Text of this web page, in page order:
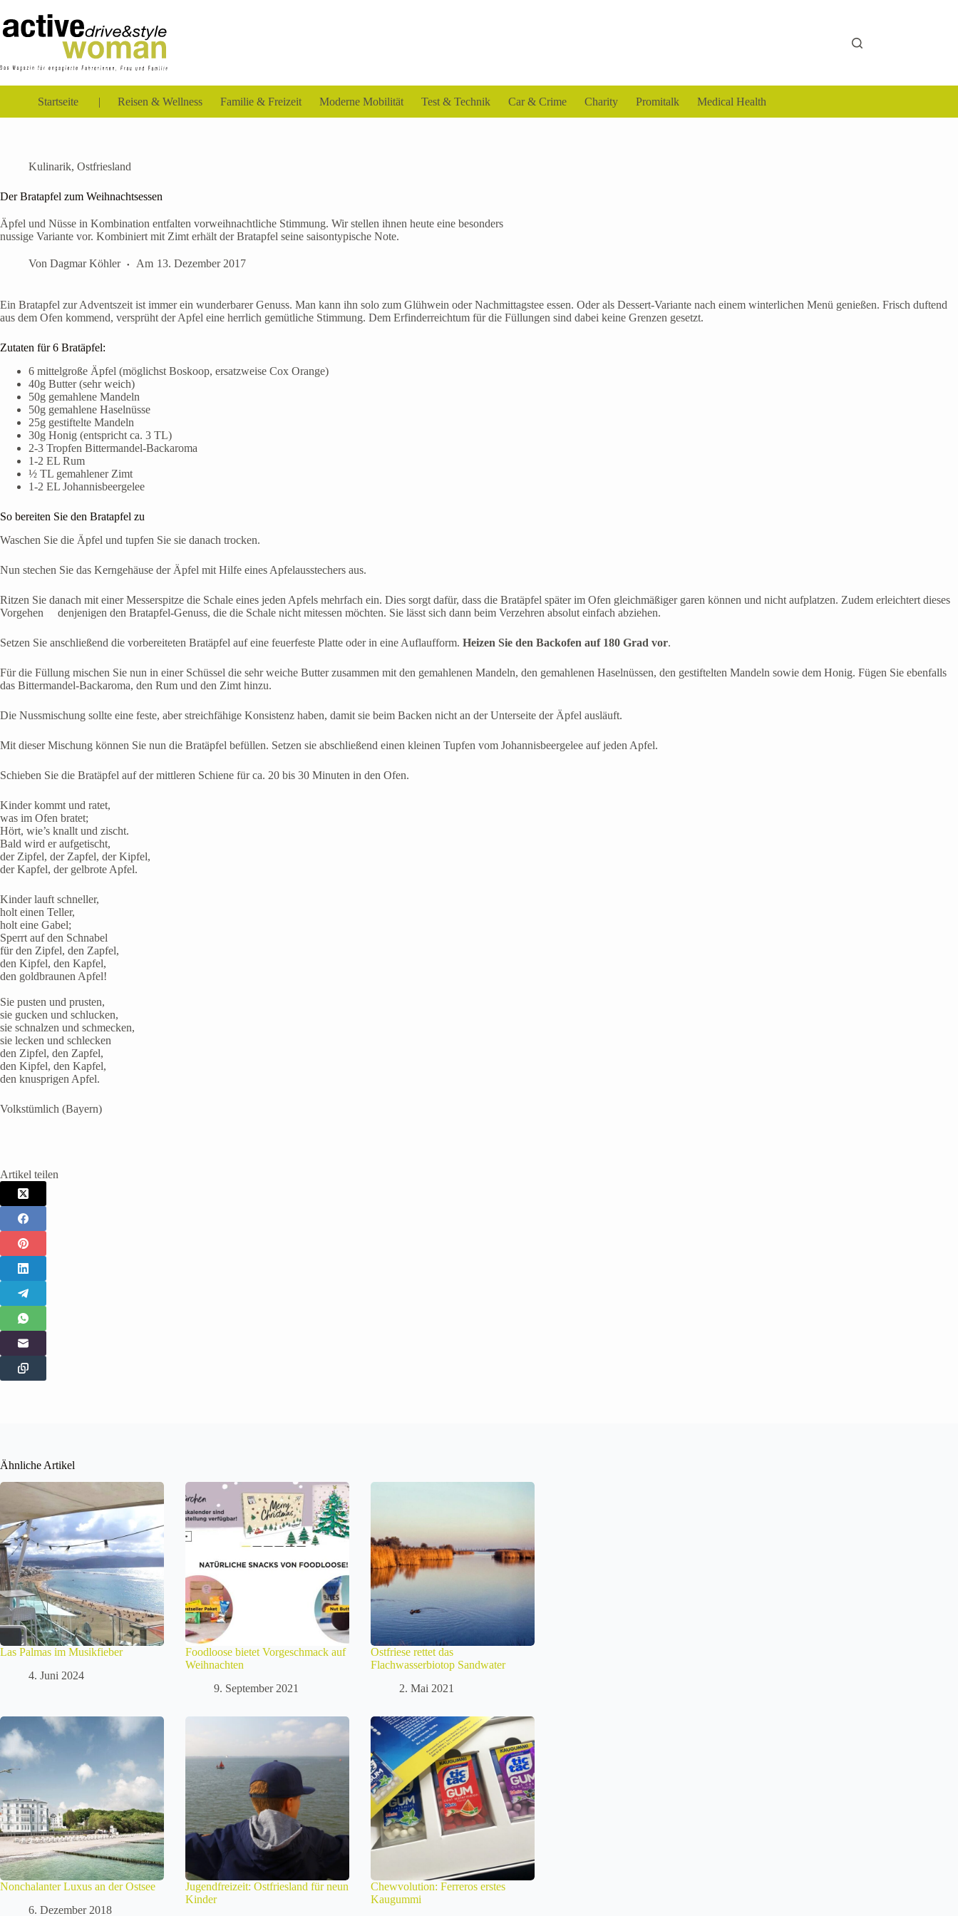
Inhalt
springen
Startseite Reisen & Wellness Familie & Freizeit Moderne Mobilität Test & Technik Car & Crime Charity Promitalk Medical Health
Kulinarik, Ostfriesland
Der Bratapfel zum Weihnachtsessen
Äpfel und Nüsse in Kombination entfalten vorweihnachtliche Stimmung. Wir stellen ihnen heute eine besonders
nussige Variante vor. Kombiniert mit Zimt erhält der Bratapfel seine saisontypische Note.
Von Dagmar Köhler Am 13. Dezember 2017
Ein Bratapfel zur Adventszeit ist immer ein wunderbarer Genuss. Man kann ihn solo zum Glühwein oder Nachmittagstee essen. Oder als Dessert-Variante nach einem winterlichen Menü genießen. Frisch duftend
aus dem Ofen kommend, versprüht der Apfel eine herrlich gemütliche Stimmung. Dem Erfinderreichtum für die Füllungen sind dabei keine Grenzen gesetzt.
Zutaten für 6 Bratäpfel:
6 mittelgroße Äpfel (möglichst Boskoop, ersatzweise Cox Orange)
40g Butter (sehr weich)
50g gemahlene Mandeln
50g gemahlene Haselnüsse
25g gestiftelte Mandeln
30g Honig (entspricht ca. 3 TL)
2-3 Tropfen Bittermandel-Backaroma
1-2 EL Rum
½ TL gemahlener Zimt
1-2 EL Johannisbeergelee
So bereiten Sie den Bratapfel zu
Waschen Sie die Äpfel und tupfen Sie sie danach trocken.
Nun stechen Sie das Kerngehäuse der Äpfel mit Hilfe eines Apfelausstechers aus.
Ritzen Sie danach mit einer Messerspitze die Schale eines jeden Apfels mehrfach ein. Dies sorgt dafür, dass die Bratäpfel später im Ofen gleichmäßiger garen können und nicht aufplatzen. Zudem erleichtert dieses
Vorgehen denjenigen den Bratapfel-Genuss, die die Schale nicht mitessen möchten. Sie lässt sich dann beim Verzehren absolut einfach abziehen.
Setzen Sie anschließend die vorbereiteten Bratäpfel auf eine feuerfeste Platte oder in eine Auflaufform. Heizen Sie den Backofen auf 180 Grad vor.
Für die Füllung mischen Sie nun in einer Schüssel die sehr weiche Butter zusammen mit den gemahlenen Mandeln, den gemahlenen Haselnüssen, den gestiftelten Mandeln sowie dem Honig. Fügen Sie ebenfalls
das Bittermandel-Backaroma, den Rum und den Zimt hinzu.
Die Nussmischung sollte eine feste, aber streichfähige Konsistenz haben, damit sie beim Backen nicht an der Unterseite der Äpfel ausläuft.
Mit dieser Mischung können Sie nun die Bratäpfel befüllen. Setzen sie abschließend einen kleinen Tupfen vom Johannisbeergelee auf jeden Apfel.
Schieben Sie die Bratäpfel auf der mittleren Schiene für ca. 20 bis 30 Minuten in den Ofen.
Kinder kommt und ratet,
was im Ofen bratet;
Hört, wie’s knallt und zischt.
Bald wird er aufgetischt,
der Zipfel, der Zapfel, der Kipfel,
der Kapfel, der gelbrote Apfel.
Kinder lauft schneller,
holt einen Teller,
holt eine Gabel;
Sperrt auf den Schnabel
für den Zipfel, den Zapfel,
den Kipfel, den Kapfel,
den goldbraunen Apfel!
Sie pusten und prusten,
sie gucken und schlucken,
sie schnalzen und schmecken,
sie lecken und schlecken
den Zipfel, den Zapfel,
den Kipfel, den Kapfel,
den knusprigen Apfel.
Volkstümlich (Bayern)
Artikel teilen
Ähnliche Artikel
Las Palmas im Musikfieber
4. Juni 2024
Foodloose bietet Vorgeschmack auf
Weihnachten
9. September 2021
Ostfriese rettet das
Flachwasserbiotop Sandwater
2. Mai 2021
Nonchalanter Luxus an der Ostsee
6. Dezember 2018
Jugendfreizeit: Ostfriesland für neun
Kinder
Chewvolution: Ferreros erstes
Kaugummi